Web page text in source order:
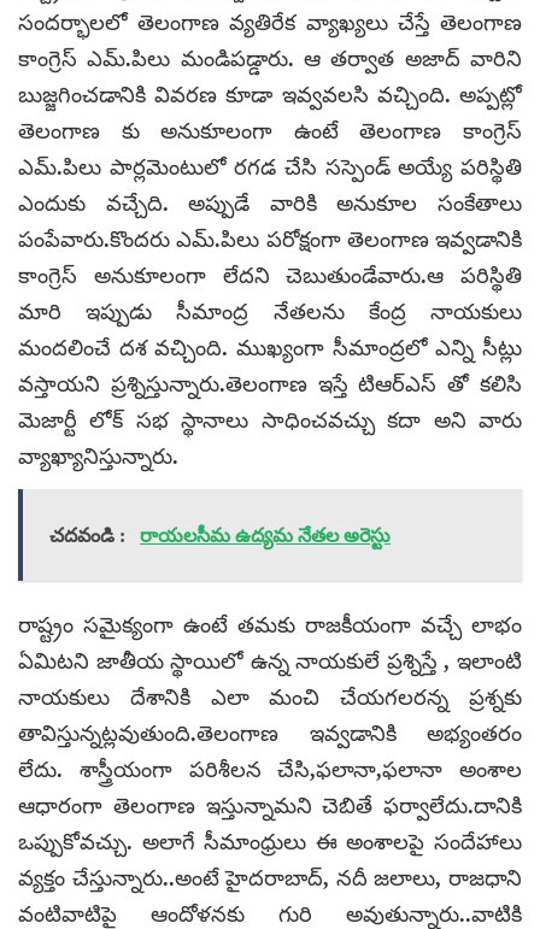
సందర్భాలలో తెలంగాణ వ్యతిరేక వ్యాఖ్యలు చేస్తే తెలంగాణ
కాంగ్రెస్ ఎమ్.పిలు మండిపడ్డారు. ఆ తర్వాత అజాద్ వారిని
బుజ్జగించడానికి వివరణ కూడా ఇవ్వవలసి వచ్చింది. అప్పట్లో
తెలంగాణ కు అనుకూలంగా ఉంటే తెలంగాణ కాంగ్రెస్
ఎమ్.పిలు పార్లమెంటులో రగడ చేసి సస్పెండ్ అయ్యే పరిస్థితి
ఎందుకు వచ్చేది. అప్పుడే వారికి అనుకూల సంకేతాలు
పంపేవారు.కొందరు ఎమ్.పిలు పరోక్షంగా తెలంగాణ ఇవ్వడానికి
కాంగ్రెస్ అనుకూలంగా లేదని చెబుతుండేవారు.ఆ పరిస్థితి
మారి ఇప్పుడు సీమాంద్ర నేతలను కేంద్ర నాయకులు
మందలించే దశ వచ్చింది. ముఖ్యంగా సీమాంద్రలో ఎన్ని సీట్లు
వస్తాయని ప్రశ్నిస్తున్నారు.తెలంగాణ ఇస్తే టిఆర్ఎస్ తో కలిసి
మెజార్టీ లోక్ సభ స్థానాలు సాధించవచ్చు కదా అని వారు
వ్యాఖ్యానిస్తున్నారు.
చదవండి : రాయలసీమ ఉద్యమ నేతల అరెస్టు
రాష్ట్రం సమైక్యంగా ఉంటే తమకు రాజకీయంగా వచ్చే లాభం
ఏమిటని జాతీయ స్థాయిలో ఉన్న నాయకులే ప్రశ్నిస్తే , ఇలాంటి
నాయకులు దేశానికి ఎలా మంచి చేయగలరన్న ప్రశ్నకు
తావిస్తున్నట్లవుతుంది.తెలంగాణ ఇవ్వడానికి అభ్యంతరం
లేదు. శాస్త్రీయంగా పరిశీలన చేసి,ఫలానా,ఫలానా అంశాల
ఆధారంగా తెలంగాణ ఇస్తున్నామని చెబితే ఫర్వాలేదు.దానికి
ఒప్పుకోవచ్చు. అలాగే సీమాంధ్రులు ఈ అంశాలపై సందేహాలు
వ్యక్తం చేస్తున్నారు..అంటే హైదరాబాద్, నదీ జలాలు, రాజధాని
వంటివాటిపై ఆందోళనకు గురి అవుతున్నారు..వాటికి